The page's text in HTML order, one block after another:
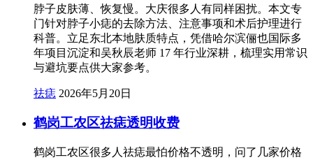
脖子皮肤薄、恢复慢。大庆很多人有同样困扰。本文专
门针对脖子小痣的去除方法、注意事项和术后护理进行
科普。立足东北本地肤质特点，凭借哈尔滨俪也国际多
年项目沉淀和吴秋辰老师 17 年行业深耕，梳理实用常识
与避坑要点供大家参考。
祛痣 2026年5月20日
鹤岗工农区祛痣透明收费
鹤岗工农区很多人祛痣最怕价格不透明，问了几家价格